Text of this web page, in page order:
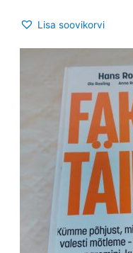
Lisa soovikorvi